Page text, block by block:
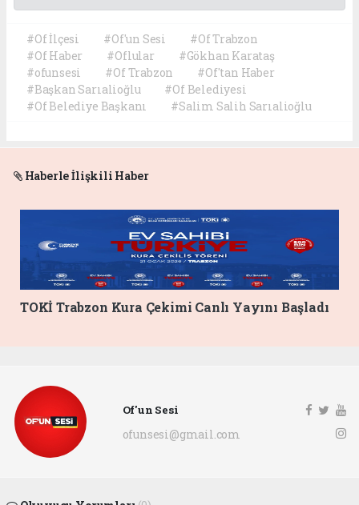
#Of İlçesi #Of'un Sesi
#Of Trabzon
#Of Haber
#Oflular
#Gökhan Karataş
#ofunsesi
#Of Trabzon
#Of'tan Haber
#Başkan Sarıalioğlu
#Of Belediyesi
#Of Belediye Başkanı
#Salim Salih Sarıalioğlu
Haberle İlişkili Haber
TOKİ Trabzon Kura Çekimi Canlı Yayını Başladı
Of'un Sesi
ofunsesi@gmail.com